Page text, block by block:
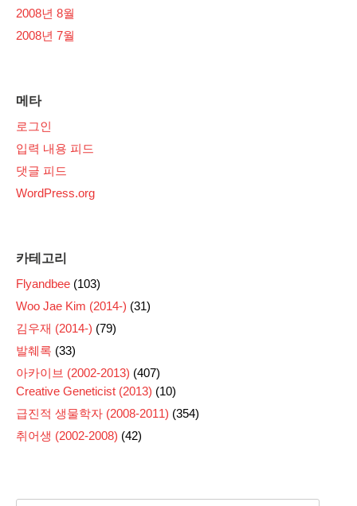
2008년 8월
2008년 7월
메타
로그인
입력 내용 피드
댓글 피드
WordPress.org
카테고리
Flyandbee (103)
Woo Jae Kim (2014-) (31)
김우재 (2014-) (79)
발췌록 (33)
아카이브 (2002-2013) (407)
Creative Geneticist (2013) (10)
급진적 생물학자 (2008-2011) (354)
취어생 (2002-2008) (42)